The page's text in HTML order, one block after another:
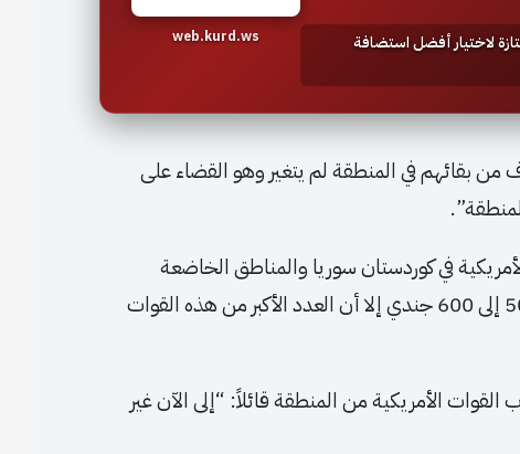
لاختيار أفضل استضافة
web.kurd.ws
من بقائهم في المنطقة لم يتغير وهو القضاء على
في كوردستان سوريا والمناطق الخاضعة
لسيطرة قوات سوريا الديمقراطية يقدر بما بين 500 إلى 600 جندي إلا أن العدد الأكبر من هذه القوات
الأمريكية من المنطقة قائلاً: “إلى الآن غير